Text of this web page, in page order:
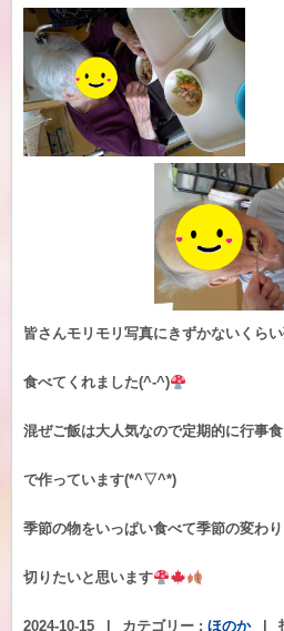
皆さんモリモリ写真にきずかないくら
食べてくれました(^-^)
混ぜご飯は大人気なので定期的に行事食
で作っています(*^▽^*)
季節の物をいっぱい食べて季節の変わ
切りたいと思います
2024-10-15 カテゴリー : ほのか